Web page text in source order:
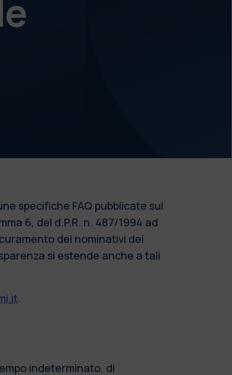
specifiche FAQ pubblicate sul
6, del d.P.R. n. 487/1994 ad
dei nominativi dei
si estende anche a tali
.
indeterminato, di